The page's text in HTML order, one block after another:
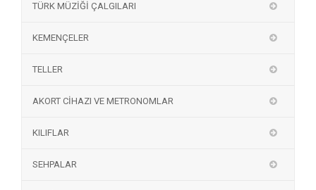
TÜRK MÜZİĞİ ÇALGILARI
KEMENÇELER
TELLER
AKORT CİHAZI VE METRONOMLAR
KILIFLAR
SEHPALAR